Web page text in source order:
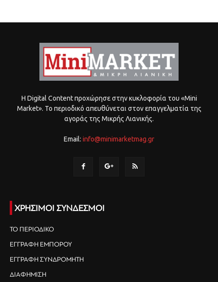
Η Digital Content προχώρησε στην κυκλοφορία του «Mini
Market». Το περιοδικό απευθύνεται στον επαγγελματία της
αγοράς της Μικρής Λιανικής.
Email: info@minimarketmag.gr
ΧΡΗΣΙΜΟΙ ΣΥΝΔΕΣΜΟΙ
ΤΟ ΠΕΡΙΟΔΙΚΟ
ΕΓΓΡΑΦΗ ΕΜΠΟΡΟΥ
ΕΓΓΡΑΦΗ ΣΥΝΔΡΟΜΗΤΗ
ΔΙΑΦΗΜΙΣΗ